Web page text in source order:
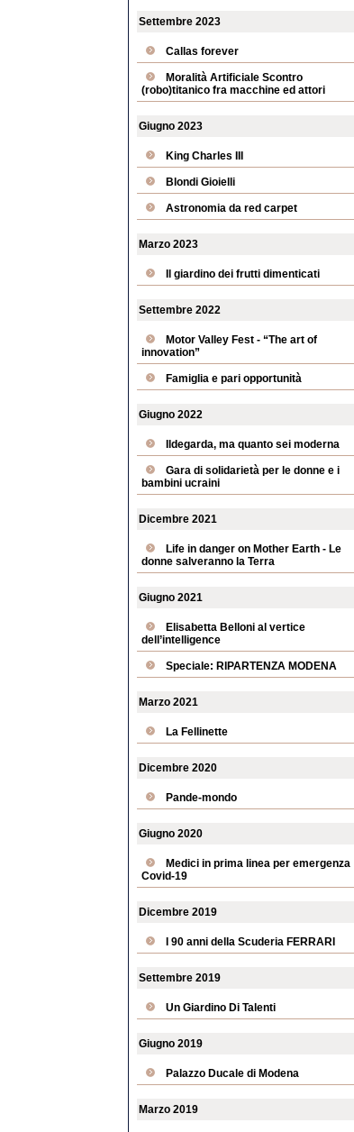
Settembre 2023
Callas forever
Moralità Artificiale Scontro
(robo)titanico fra macchine ed attori
Giugno 2023
King Charles III
Blondi Gioielli
Astronomia da red carpet
Marzo 2023
Il giardino dei frutti dimenticati
Settembre 2022
Motor Valley Fest - “The art of
innovation”
Famiglia e pari opportunità
Giugno 2022
Ildegarda, ma quanto sei moderna
Gara di solidarietà per le donne e i
bambini ucraini
Dicembre 2021
Life in danger on Mother Earth - Le
donne salveranno la Terra
Giugno 2021
Elisabetta Belloni al vertice
dell’intelligence
Speciale: RIPARTENZA MODENA
Marzo 2021
La Fellinette
Dicembre 2020
Pande-mondo
Giugno 2020
Medici in prima linea per emergenza
Covid-19
Dicembre 2019
I 90 anni della Scuderia FERRARI
Settembre 2019
Un Giardino Di Talenti
Giugno 2019
Palazzo Ducale di Modena
Marzo 2019